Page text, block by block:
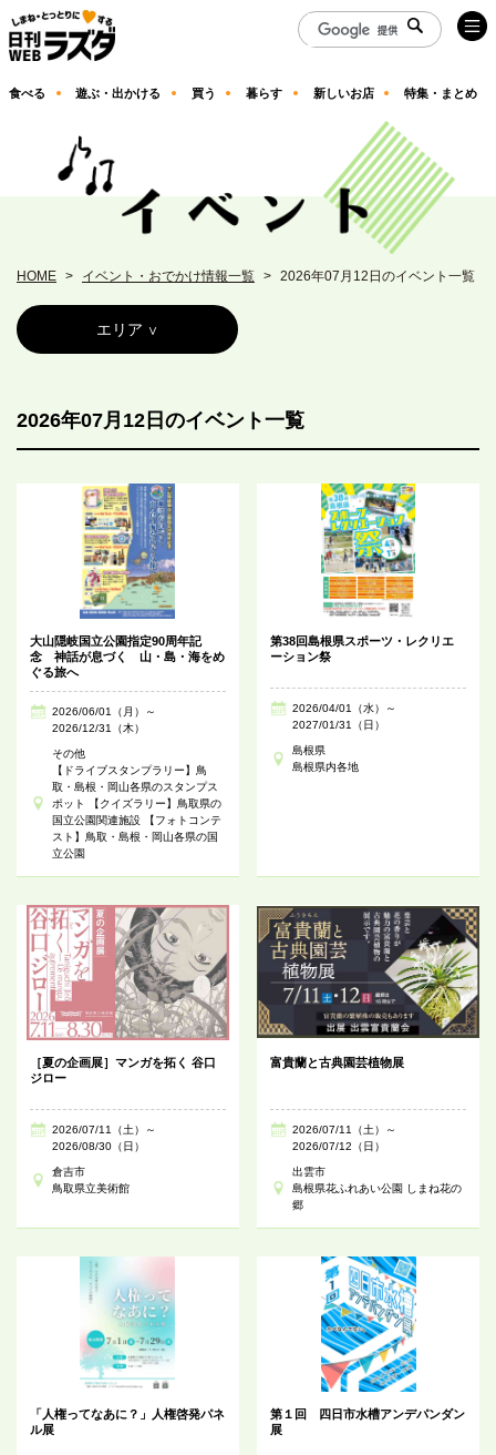
食べる 遊ぶ・出かける 買う 暮らす 新しいお店 特集・まとめ
HOME イベント・おでかけ情報一覧 2026年07月12日のイベント一覧
エリア
2026年07月12日のイベント一覧
大山隠岐国立公園指定90周年記
念 神話が息づく 山・島・海をめ
ぐる旅へ
2026/06/01（月）～
2026/12/31（木）
その他
【ドライブスタンプラリー】鳥
取・島根・岡山各県のスタンプス
ポット 【クイズラリー】鳥取県の
国立公園関連施設 【フォトコンテ
スト】鳥取・島根・岡山各県の国
立公園
第38回島根県スポーツ・レクリエ
ーション祭
2026/04/01（水）～
2027/01/31（日）
島根県
島根県内各地
［夏の企画展］マンガを拓く 谷口
ジロー
2026/07/11（土）～
2026/08/30（日）
倉吉市
鳥取県立美術館
富貴蘭と古典園芸植物展
2026/07/11（土）～
2026/07/12（日）
出雲市
島根県花ふれあい公園 しまね花の
郷
「人権ってなあに？」人権啓発パネ
ル展
第１回 四日市水槽アンデパンダン
展